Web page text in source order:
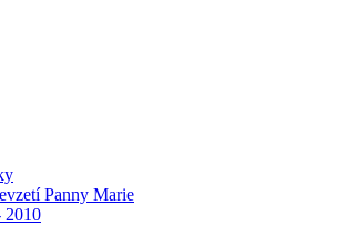
Panny Marie
2010